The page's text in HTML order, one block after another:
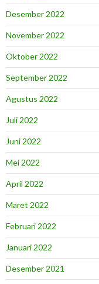
Desember 2022
November 2022
Oktober 2022
September 2022
Agustus 2022
Juli 2022
Juni 2022
Mei 2022
April 2022
Maret 2022
Februari 2022
Januari 2022
Desember 2021